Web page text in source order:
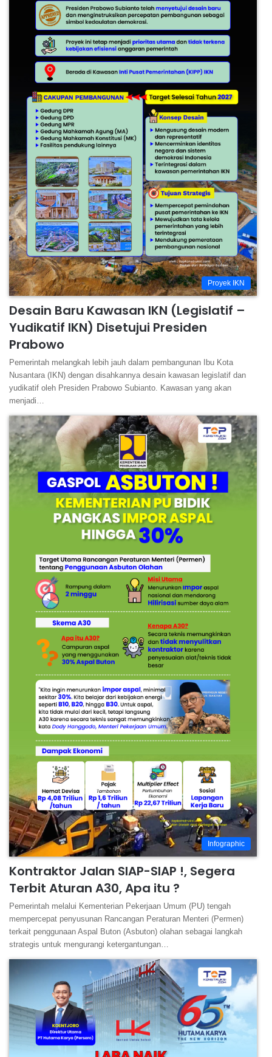
Proyek IKN
Desain Baru Kawasan IKN (Legislatif –
Yudikatif IKN) Disetujui Presiden
Prabowo
Pemerintah melangkah lebih jauh dalam pembangunan Ibu Kota
Nusantara (IKN) dengan disahkannya desain kawasan legislatif dan
yudikatif oleh Presiden Prabowo Subianto. Kawasan yang akan
menjadi…
Infographic
Kontraktor Jalan SIAP-SIAP !, Segera
Terbit Aturan A30, Apa itu ?
Pemerintah melalui Kementerian Pekerjaan Umum (PU) tengah
mempercepat penyusunan Rancangan Peraturan Menteri (Permen)
terkait penggunaan Aspal Buton (Asbuton) olahan sebagai langkah
strategis untuk mengurangi ketergantungan…